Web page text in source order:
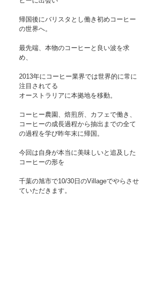
帰国後にバリスタとし働き初めコーヒー
の世界へ。
最先端、本物のコーヒーと良い波を求
め、
2013年にコーヒー業界では世界的に常に
注目されてる
オーストラリアに本拠地を移動。
コーヒー農園、焙煎所、カフェで働き、
コーヒーの成長過程から抽出までの全て
の過程を学び昨年末に帰国。
今回は自身が本当に美味しいと追及した
コーヒーの形を
千葉の旭市で10/30日のVillageでやらさせ
ていただきます。